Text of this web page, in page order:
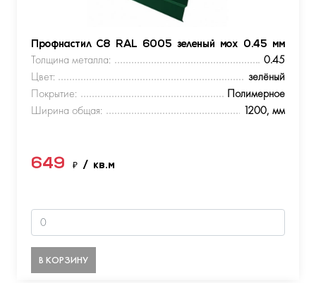
Профнастил С8 RAL 6005 зеленый мох 0.45 мм
Толщина металла:
0.45
Цвет:
зелёный
Покрытие:
Полимерное
Ширина общая:
1200, мм
649 ₽ / кв.м
В КОРЗИНУ